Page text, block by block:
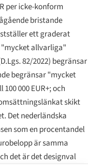
per icke-konform
bristande
ett graderat
"mycket allvarliga"
82/2022) begränsar
begränsar "mycket
000 EUR+; och
skikt
Det nederländska
som en procentandel
är samma
det är det designval